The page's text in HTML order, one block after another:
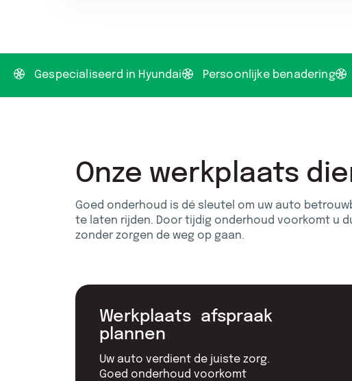
Gespecialiseerd in Hyundai Persoonlijke benadering
Onze werkplaats
Goed onderhoud is dé sleutel om uw auto
te laten rijden. Door tijdig onderhoud voorkomt u
zonder zorgen de weg op gaan.
Werkplaats afspraak
plannen
Uw auto verdient de juiste zorg.
Goed onderhoud voorkomt